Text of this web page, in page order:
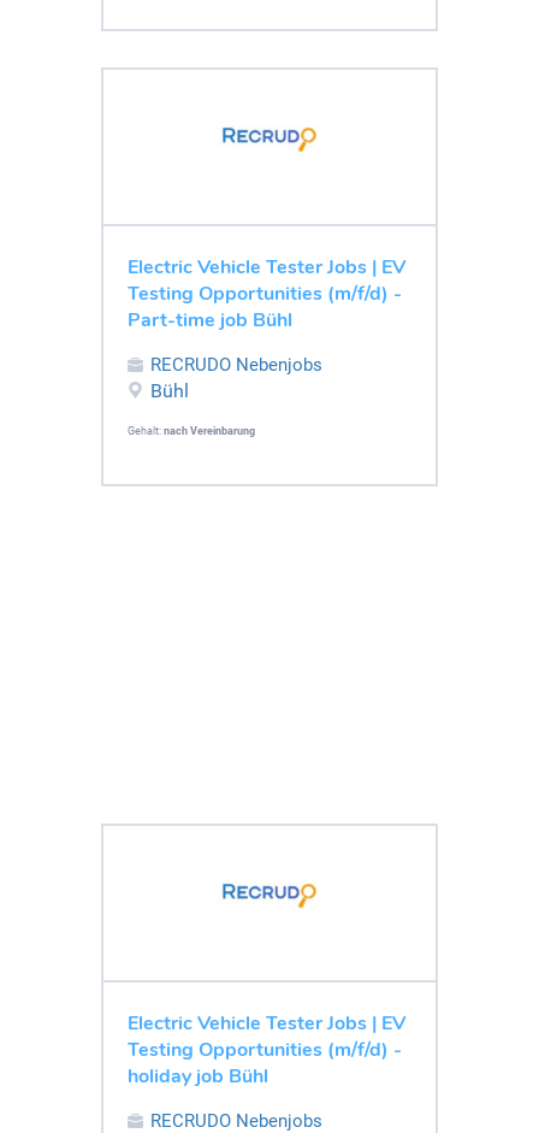
Electric Vehicle Tester Jobs | EV
Testing Opportunities (m/f/d) -
Part-time job Bühl
RECRUDO Nebenjobs
Bühl
Gehalt: nach Vereinbarung
Electric Vehicle Tester Jobs | EV
Testing Opportunities (m/f/d) -
holiday job Bühl
RECRUDO Nebenjobs